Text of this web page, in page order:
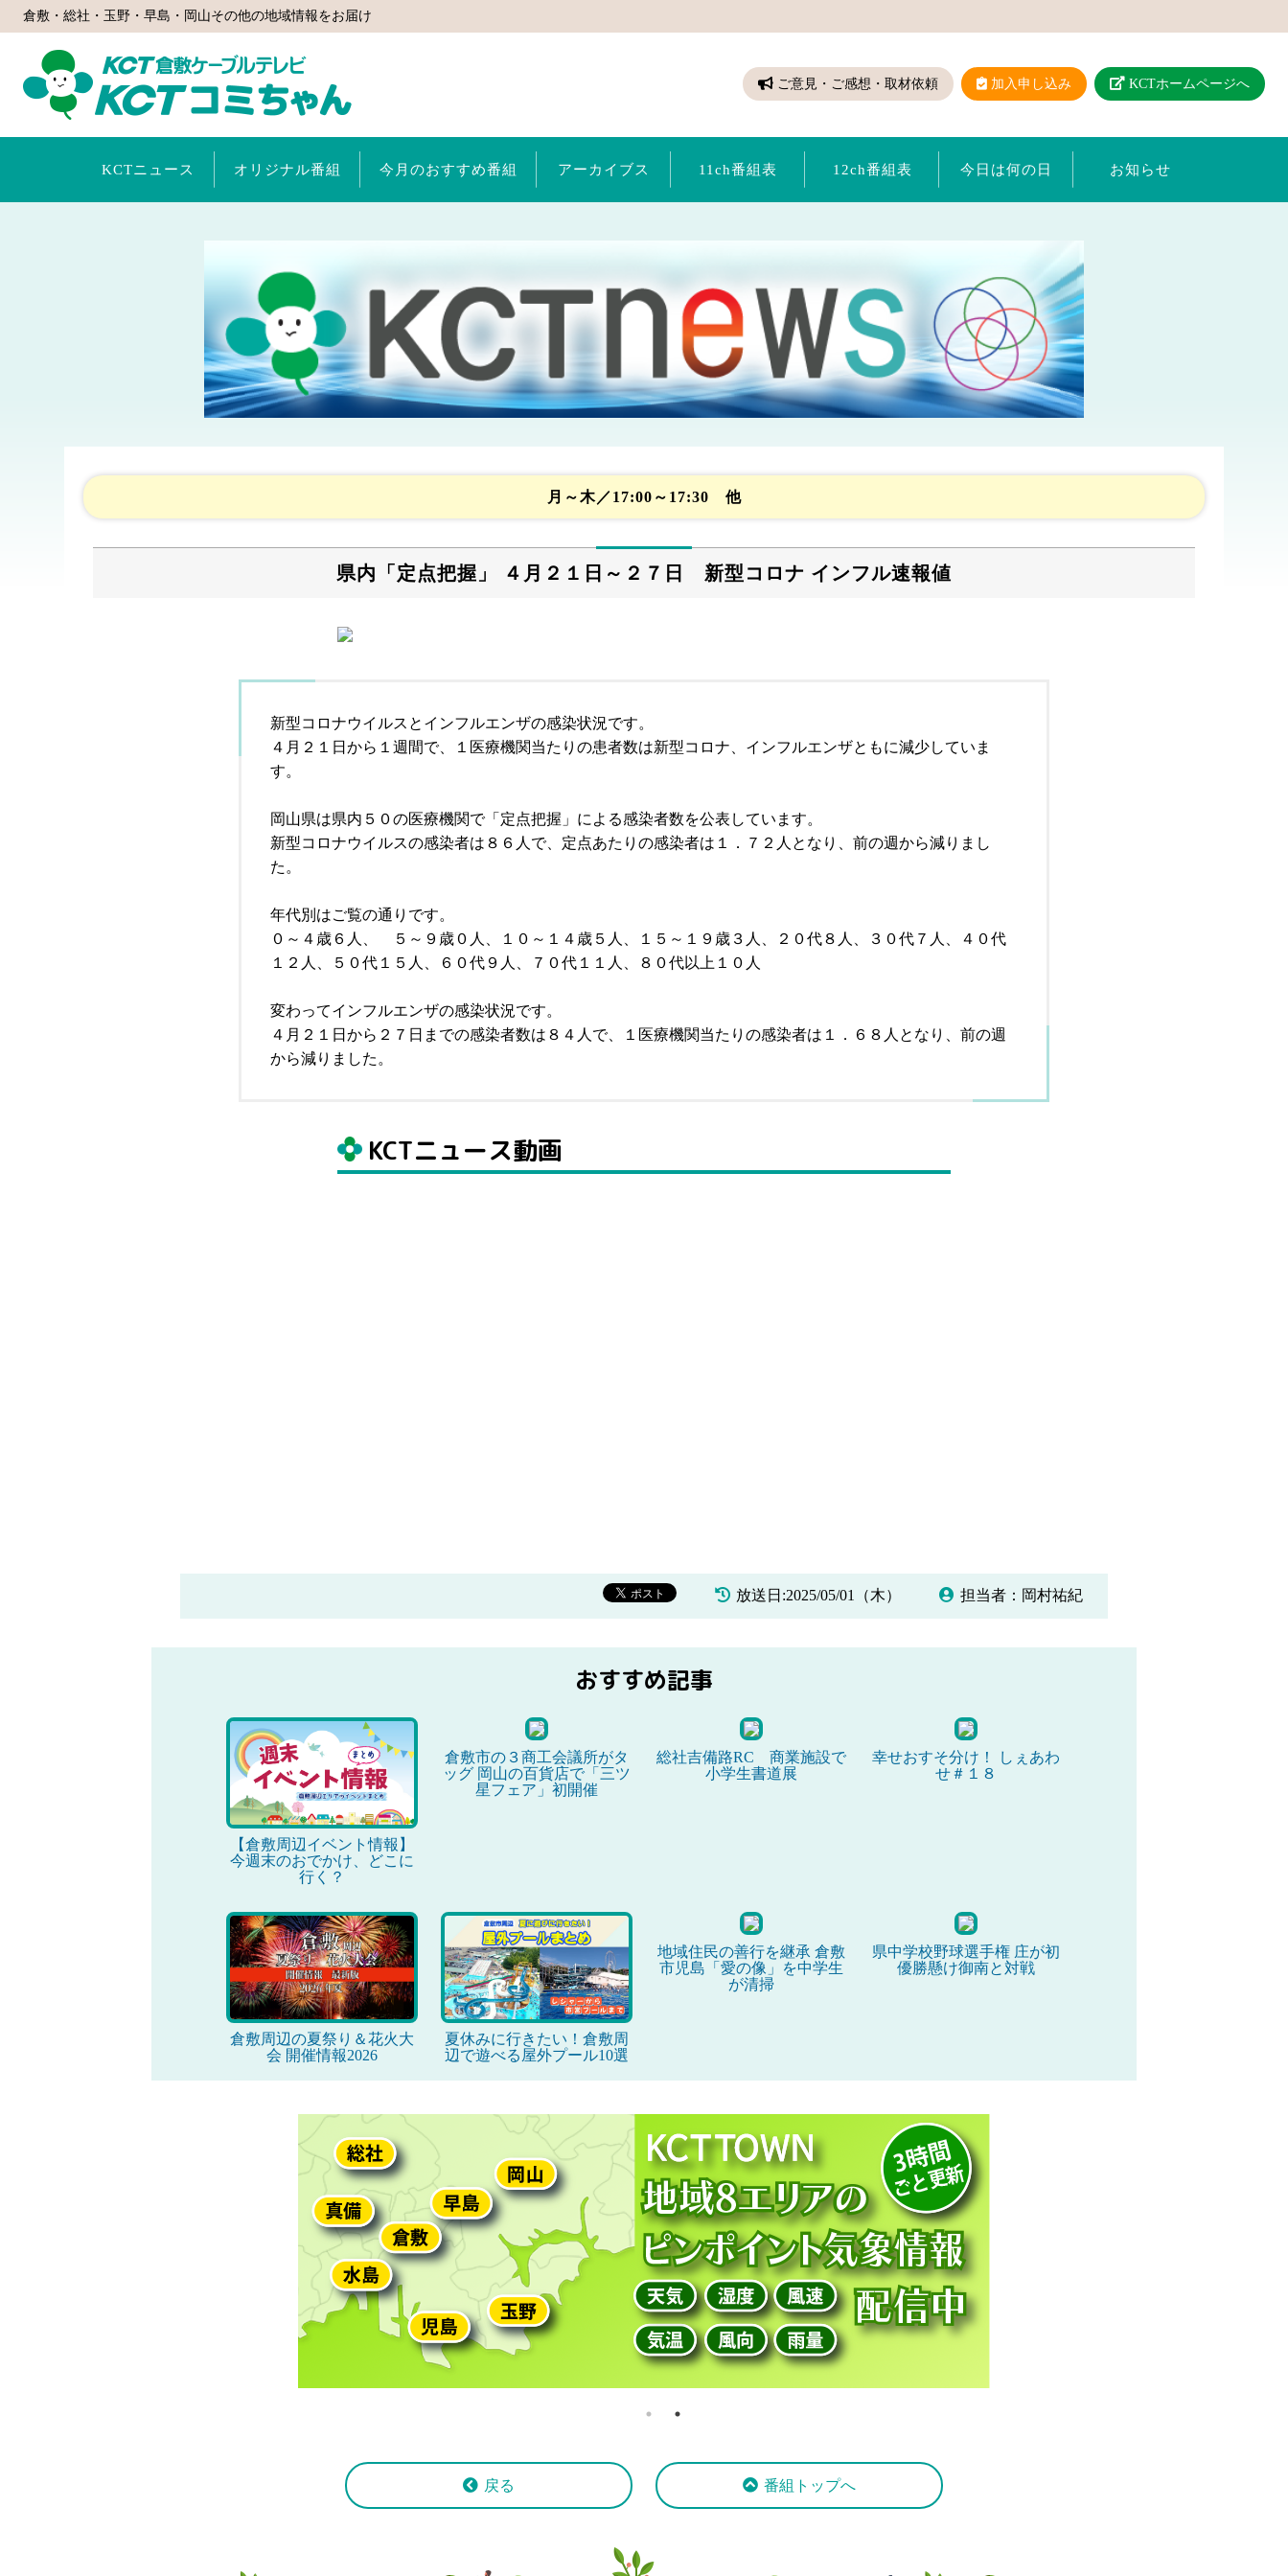
倉敷・総社・玉野・早島・岡山その他の地域情報をお届け
ご意見・ご感想・取材依頼 加入申し込み KCTホームページへ
KCTニュース オリジナル番組 今月のおすすめ番組 アーカイブス 11ch番組表 12ch番組表 今日は何の日 お知らせ
月～木／17:00～17:30 他
県内「定点把握」 ４月２１日～２７日 新型コロナ インフル速報値
新型コロナウイルスとインフルエンザの感染状況です。
４月２１日から１週間で、１医療機関当たりの患者数は新型コロナ、インフルエンザともに減少していま
す。
岡山県は県内５０の医療機関で「定点把握」による感染者数を公表しています。
新型コロナウイルスの感染者は８６人で、定点あたりの感染者は１．７２人となり、前の週から減りまし
た。
年代別はご覧の通りです。
０～４歳６人、 ５～９歳０人、１０～１４歳５人、１５～１９歳３人、２０代８人、３０代７人、４０代
１２人、５０代１５人、６０代９人、７０代１１人、８０代以上１０人
変わってインフルエンザの感染状況です。
４月２１日から２７日までの感染者数は８４人で、１医療機関当たりの感染者は１．６８人となり、前の週
から減りました。
KCTニュース動画
放送日:2025/05/01（木） 担当者：岡村祐紀
おすすめ記事
【倉敷周辺イベント情報】
今週末のおでかけ、どこに
行く？
倉敷市の３商工会議所がタ
ッグ 岡山の百貨店で「三ツ
星フェア」初開催
総社吉備路RC 商業施設で
小学生書道展
幸せおすそ分け！ しぇあわ
せ＃１８
倉敷周辺の夏祭り＆花火大
会 開催情報2026
夏休みに行きたい！倉敷周
辺で遊べる屋外プール10選
地域住民の善行を継承 倉敷
市児島「愛の像」を中学生
が清掃
県中学校野球選手権 庄が初
優勝懸け御南と対戦
戻る 番組トップへ